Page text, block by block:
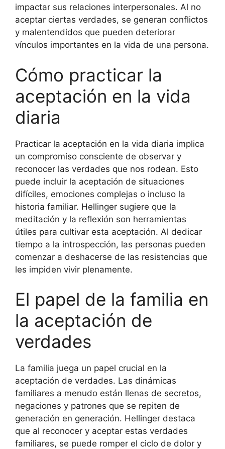
impactar sus relaciones interpersonales. Al no
aceptar ciertas verdades, se generan conflictos
y malentendidos que pueden deteriorar
vínculos importantes en la vida de una persona.
Cómo practicar la
aceptación en la vida
diaria
Practicar la aceptación en la vida diaria implica
un compromiso consciente de observar y
reconocer las verdades que nos rodean. Esto
puede incluir la aceptación de situaciones
difíciles, emociones complejas o incluso la
historia familiar. Hellinger sugiere que la
meditación y la reflexión son herramientas
útiles para cultivar esta aceptación. Al dedicar
tiempo a la introspección, las personas pueden
comenzar a deshacerse de las resistencias que
les impiden vivir plenamente.
El papel de la familia en
la aceptación de
verdades
La familia juega un papel crucial en la
aceptación de verdades. Las dinámicas
familiares a menudo están llenas de secretos,
negaciones y patrones que se repiten de
generación en generación. Hellinger destaca
que al reconocer y aceptar estas verdades
familiares, se puede romper el ciclo de dolor y